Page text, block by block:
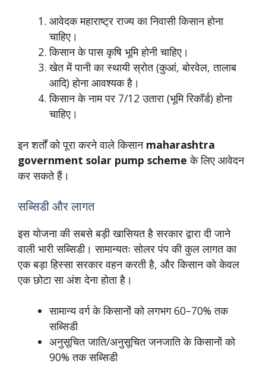
आवेदक महाराष्ट्र राज्य का निवासी किसान होना
चाहिए।
किसान के पास कृषि भूमि होनी चाहिए।
खेत में पानी का स्थायी स्रोत (कुआं, बोरवेल, तालाब
आदि) होना आवश्यक है।
किसान के नाम पर 7/12 उतारा (भूमि रिकॉर्ड) होना
चाहिए।
इन शर्तों को पूरा करने वाले किसान maharashtra
government solar pump scheme के लिए आवेदन
कर सकते हैं।
सब्सिडी और लागत
इस योजना की सबसे बड़ी खासियत है सरकार द्वारा दी जाने
वाली भारी सब्सिडी। सामान्यतः सोलर पंप की कुल लागत का
एक बड़ा हिस्सा सरकार वहन करती है, और किसान को केवल
एक छोटा सा अंश देना होता है।
सामान्य वर्ग के किसानों को लगभग 60–70% तक
सब्सिडी
अनुसूचित जाति/अनुसूचित जनजाति के किसानों को
90% तक सब्सिडी